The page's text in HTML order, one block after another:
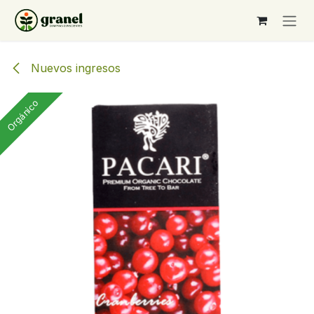
Ir al contenido
Nuevos ingresos
Orgánico